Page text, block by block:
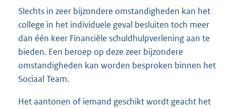
Slechts in zeer bijzondere omstandigheden kan het
college in het individuele geval besluiten toch meer
dan één keer Financiële schuldhulpverlening aan te
bieden. Een beroep op deze zeer bijzondere
omstandigheden kan worden besproken binnen het
Sociaal Team.
Het aantonen of iemand geschikt wordt geacht het